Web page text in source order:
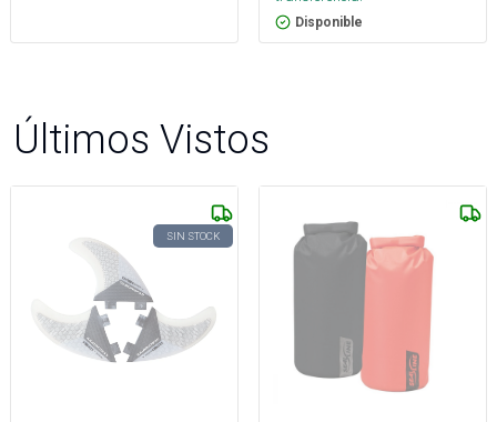
Disponible
Últimos Vistos
SIN STOCK